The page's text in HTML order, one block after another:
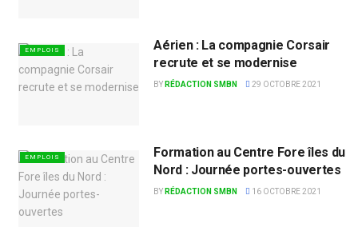
EMPLOIS
Aérien : La compagnie Corsair
recrute et se modernise
BY RÉDACTION SMBN 29 OCTOBRE 2021
EMPLOIS
Formation au Centre Fore îles du
Nord : Journée portes-ouvertes
BY RÉDACTION SMBN 16 OCTOBRE 2021